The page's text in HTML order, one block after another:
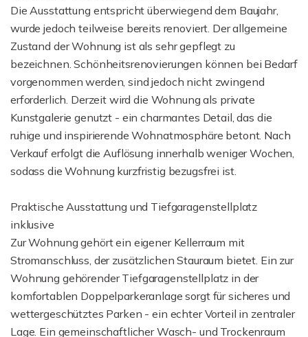
Die Ausstattung entspricht überwiegend dem Baujahr,
wurde jedoch teilweise bereits renoviert. Der allgemeine
Zustand der Wohnung ist als sehr gepflegt zu
bezeichnen. Schönheitsrenovierungen können bei Bedarf
vorgenommen werden, sind jedoch nicht zwingend
erforderlich. Derzeit wird die Wohnung als private
Kunstgalerie genutzt - ein charmantes Detail, das die
ruhige und inspirierende Wohnatmosphäre betont. Nach
Verkauf erfolgt die Auflösung innerhalb weniger Wochen,
sodass die Wohnung kurzfristig bezugsfrei ist.
Praktische Ausstattung und Tiefgaragenstellplatz
inklusive
Zur Wohnung gehört ein eigener Kellerraum mit
Stromanschluss, der zusätzlichen Stauraum bietet. Ein zur
Wohnung gehörender Tiefgaragenstellplatz in der
komfortablen Doppelparkeranlage sorgt für sicheres und
wettergeschütztes Parken - ein echter Vorteil in zentraler
Lage. Ein gemeinschaftlicher Wasch- und Trockenraum